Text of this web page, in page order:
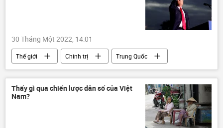
30 Tháng Một 2022, 14:01
Thế giới Chính trị
Trung Quốc
Đài Loan
Tập Cận Bình
Donald Trump
Thế vận hội Olympic 2022
Thế vận hội Olympic
Thấy gì qua chiến lược dân số của Việt
Nam?